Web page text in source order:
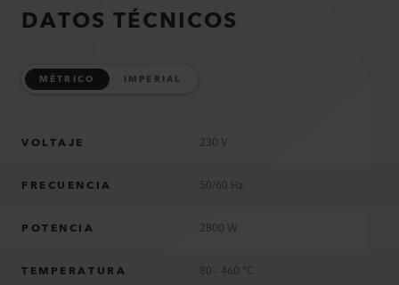
DATOS TÉCNICOS
MÉTRICO IMPERIAL
VOLTAJE 230 V
FRECUENCIA 50/60 Hz
POTENCIA 2800 W
TEMPERATURA 80 - 460 °C